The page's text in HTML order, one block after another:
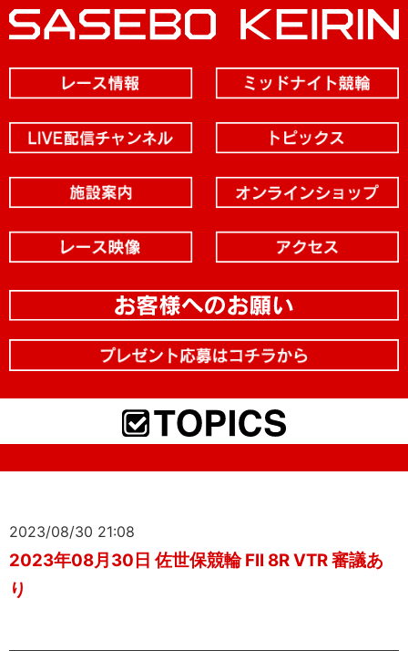
2023/08/30 21:08
2023年08月30日 佐世保競輪 FII 8R VTR 審議あ
り